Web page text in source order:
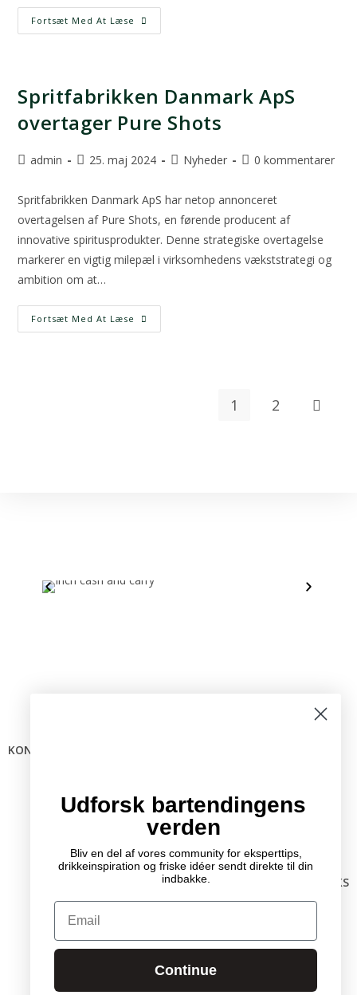
Fortsæt Med At Læse
Spritfabrikken Danmark ApS
overtager Pure Shots
admin 25. maj 2024 Nyheder 0 kommentarer
Spritfabrikken Danmark ApS har netop annonceret
overtagelsen af Pure Shots, en førende producent af
innovative spiritusprodukter. Denne strategiske overtagelse
markerer en vigtig milepæl i virksomhedens vækststrategi og
ambition om at…
Fortsæt Med At Læse
1 2
KONTAKTINFO
RELEVANTE LINKS
Handelsbetingelser
Udforsk bartendingens
verden
Bliv en del af vores community for eksperttips,
drikkeinspiration og friske idéer sendt direkte til din
indbakke.
Email
Continue